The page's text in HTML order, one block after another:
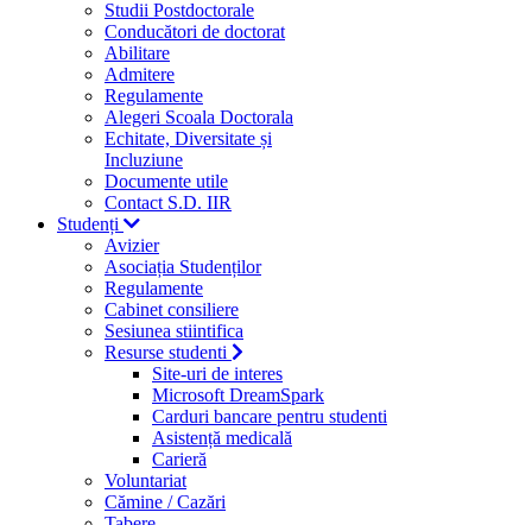
Studii Postdoctorale
Conducători de doctorat
Abilitare
Admitere
Regulamente
Alegeri Scoala Doctorala
Echitate, Diversitate și
Incluziune
Documente utile
Contact S.D. IIR
Studenți
Avizier
Asociația Studenților
Regulamente
Cabinet consiliere
Sesiunea stiintifica
Resurse studenti
Site-uri de interes
Microsoft DreamSpark
Carduri bancare pentru studenti
Asistență medicală
Carieră
Voluntariat
Cămine / Cazări